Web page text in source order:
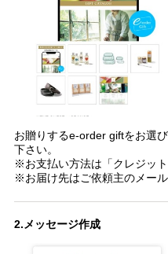
お贈りするe-order giftをお選
下さい。
※お支払い方法は「クレジッ
※お届け先はご依頼主のメール
2.メッセージ作成